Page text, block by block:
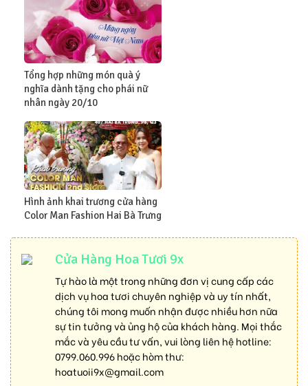
Tổng hợp những món quà ý
nghĩa dành tặng cho phái nữ
nhân ngày 20/10
Hình ảnh khai trương cửa hàng
Color Man Fashion Hai Bà Trưng
Cửa Hàng Hoa Tươi 9x
Tự hào là một trong những đơn vị cung cấp các
dịch vụ hoa tươi chuyên nghiệp và uy tín nhất,
chúng tôi mong muốn nhận được nhiều hơn nữa
sự tin tưởng và ủng hộ của khách hàng. Mọi thắc
mắc và yêu cầu tư vấn, vui lòng liên hệ hotline:
0799.060.996hoặc hòm thư:
hoatuoii9x@gmail.com